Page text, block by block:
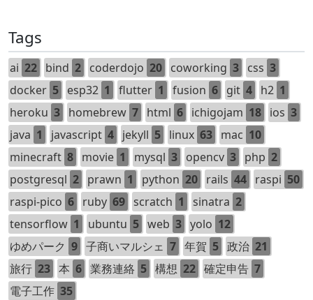
Tags
ai 22 bind 2 coderdojo 20 coworking 3 css 3
docker 5 esp32 1 flutter 1 fusion 6 git 4 h2 1
heroku 3 homebrew 7 html 6 ichigojam 18 ios 3
java 1 javascript 4 jekyll 5 linux 63 mac 10
minecraft 8 movie 1 mysql 3 opencv 3 php 2
postgresql 2 prawn 1 python 20 rails 44 raspi 50
raspi-pico 6 ruby 69 scratch 1 sinatra 2
tensorflow 1 ubuntu 5 web 3 yolo 12
ゆめパーク 9 子商いマルシェ 7 年賀 5 政治 21
旅行 23 本 6 業務連絡 5 構想 22 確定申告 7
電子工作 35